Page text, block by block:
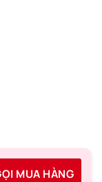
MUA HÀNG